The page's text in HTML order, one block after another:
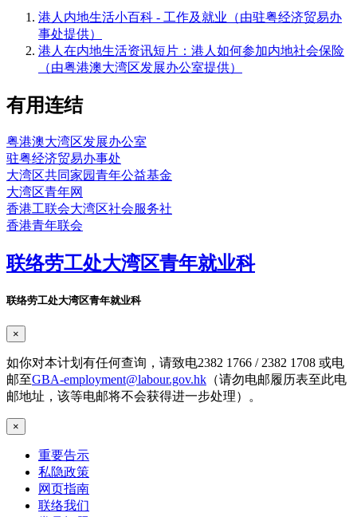
港人内地生活小百科 - 工作及就业（由驻粤经济贸易办
事处提供）
港人在内地生活资讯短片：港人如何参加内地社会保险
（由粤港澳大湾区发展办公室提供）
有用连结
粤港澳大湾区发展办公室
驻粤经济贸易办事处
大湾区共同家园青年公益基金
大湾区青年网
香港工联会大湾区社会服务社
香港青年联会
联络劳工处大湾区青年就业科
联络劳工处大湾区青年就业科
×
如你对本计划有任何查询，请致电2382 1766 / 2382 1708 或电
邮至GBA-employment@labour.gov.hk （请勿电邮履历表至此电
邮地址，该等电邮将不会获得进一步处理）。
×
重要告示
私隐政策
网页指南
联络我们